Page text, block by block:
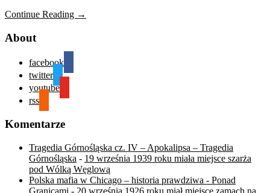
Continue Reading →
About
facebook
twitter
youtube
rss
Komentarze
Tragedia Górnośląska cz. IV – Apokalipsa – Tragedia
Górnośląska - 19 września 1939 roku miała miejsce szarża
pod Wólką Węglową
Polska mafia w Chicago – historia prawdziwa - Ponad
Granicami - 20 września 1926 roku miał miejsce zamach na